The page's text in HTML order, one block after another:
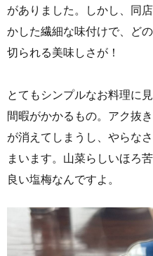
がありました。しかし、同
かした繊細な味付けで、ど
切られる美味しさが！
とてもシンプルなお料理に
間暇がかかるもの。アク抜
が消えてしまうし、やらな
まいます。山菜らしいほろ
良い塩梅なんですよ。